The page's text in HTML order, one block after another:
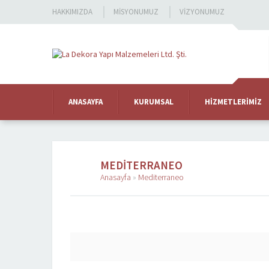
HAKKIMIZDA MISYONUMUZ VIZYONUMUZ
ANASAYFA KURUMSAL HIZMETLERIMIZ
MEDITERRANEO
Anasayfa » Mediterraneo